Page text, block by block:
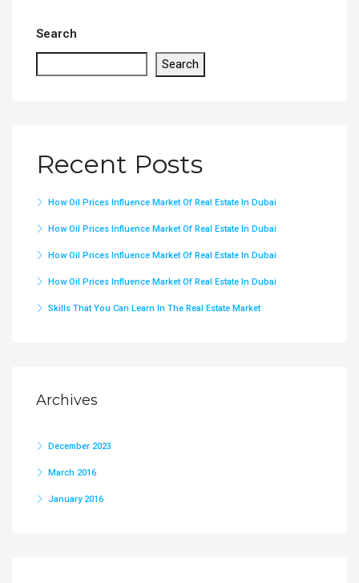
Search
Search
Recent Posts
How Oil Prices Influence Market Of Real Estate In Dubai
How Oil Prices Influence Market Of Real Estate In Dubai
How Oil Prices Influence Market Of Real Estate In Dubai
How Oil Prices Influence Market Of Real Estate In Dubai
Skills That You Can Learn In The Real Estate Market
Archives
December 2023
March 2016
January 2016